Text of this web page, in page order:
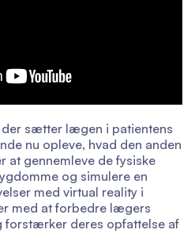
der sætter lægen i patientens
nu opleve, hvad den anden
at gennemleve de fysiske
og simulere en
med virtual reality i
med at forbedre lægers
forstærker deres opfattelse af